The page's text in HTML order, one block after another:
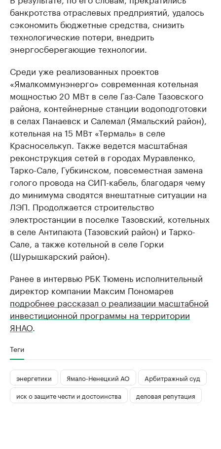
банкротства отраслевых предприятий, удалось
сэкономить бюджетные средства, снизить
технологические потери, внедрить
энергосберегающие технологии.
Среди уже реализованных проектов
«Ямалкоммунэнерго» современная котельная
мощностью 20 МВт в селе Газ-Сале Тазовского
района, контейнерные станции водоподготовки
в селах Панаевск и Салемал (Ямальский район),
котельная на 15 МВт «Термаль» в селе
Красноселькуп. Также ведется масштабная
реконструкция сетей в городах Муравленко,
Тарко-Сале, Губкинском, повсеместная замена
голого провода на СИП-кабель, благодаря чему
до минимума сводятся внештатные ситуации на
ЛЭП. Продолжается строительство
электростанции в поселке Тазовский, котельных
в селе Антипаюта (Тазовский район) и Тарко-
Сале, а также котельной в селе Горки
(Шурышкарский район).
Ранее в интервью РБК Тюмень исполнительный
директор компании Максим Пономарев
подробнее рассказал о реализации масштабной
инвестиционной программы на территории
ЯНАО
Теги
энергетики Ямало-Ненецкий АО
Арбитражный суд
иск о защите чести и достоинства
деловая репутация